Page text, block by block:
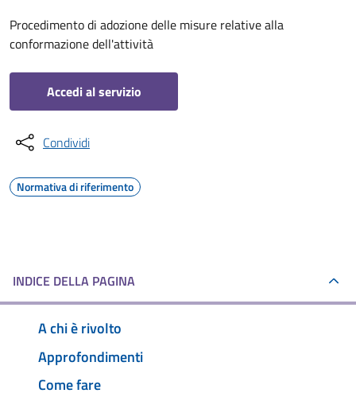
Procedimento di adozione delle misure relative alla
conformazione dell'attività
Accedi al servizio
Condividi
Normativa di riferimento
INDICE DELLA PAGINA
A chi è rivolto
Approfondimenti
Come fare